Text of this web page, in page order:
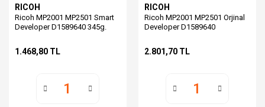
RICOH
Ricoh MP2001 MP2501 Smart
Developer D1589640 345g.
1.468,80 TL
RICOH
Ricoh MP2001 MP2501 Orjinal
Developer D1589640
2.801,70 TL